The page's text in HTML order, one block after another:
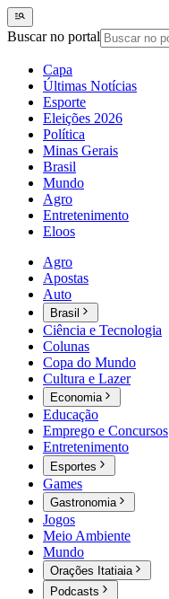
Buscar no portal
Capa
Últimas Notícias
Esporte
Eleições 2026
Política
Minas Gerais
Brasil
Mundo
Agro
Entretenimento
Eloos
Agro
Apostas
Auto
Brasil
Ciência e Tecnologia
Colunas
Copa do Mundo
Cultura e Lazer
Economia
Educação
Emprego e Concursos
Entretenimento
Esportes
Games
Gastronomia
Jogos
Meio Ambiente
Mundo
Orações Itatiaia
Podcasts